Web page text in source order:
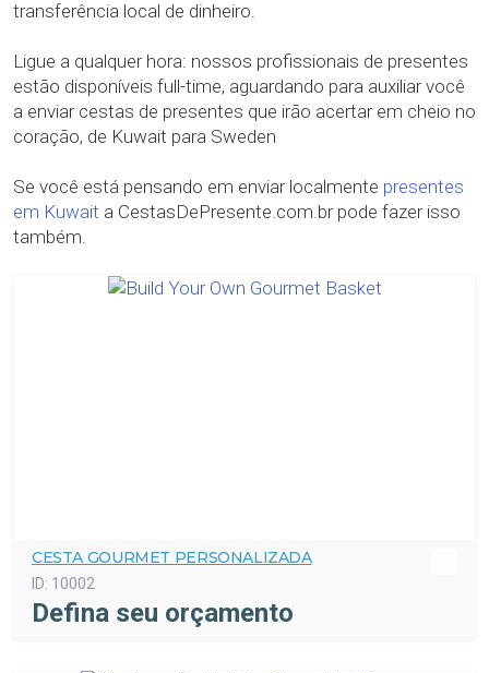
transferência local de dinheiro.
Ligue a qualquer hora: nossos profissionais de presentes
estão disponíveis full-time, aguardando para auxiliar você
a enviar cestas de presentes que irão acertar em cheio no
coração, de Kuwait para Sweden
Se você está pensando em enviar localmente presentes
em Kuwait a CestasDePresente.com.br pode fazer isso
também.
CESTA GOURMET PERSONALIZADA
ID: 10002
Defina seu orçamento